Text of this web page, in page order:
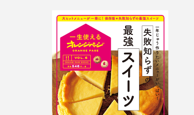
失敗知らず最強ツイ
ーツ